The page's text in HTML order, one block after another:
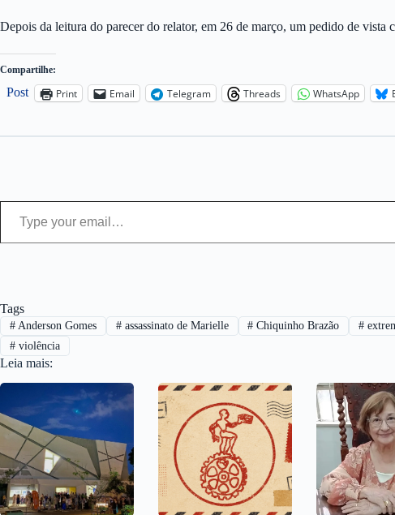
Depois da leitura do parecer do relator, em 26 de março, um pedido de vista
Compartilhe:
Post Print Email Telegram Threads WhatsApp
Type your email…
Tags
#Anderson Gomes #assassinato de Marielle # Chiquinho Brazão #
#violência
Leia mais: